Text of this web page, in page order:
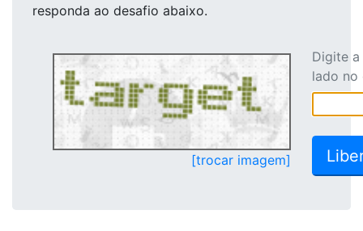
responda ao desafio abaixo.
[trocar imagem]
Digite
lado no